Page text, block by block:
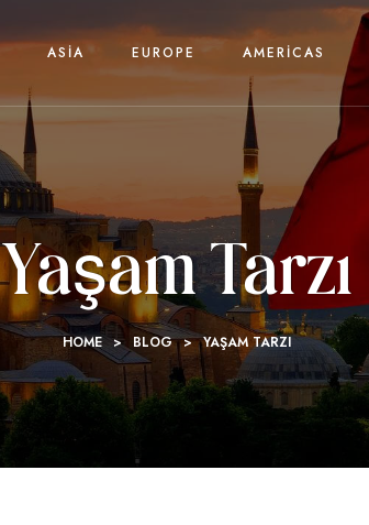
ASIA EUROPE AMERICAS
Yaşam Tarzı
HOME > BLOG > YAŞAM TARZI